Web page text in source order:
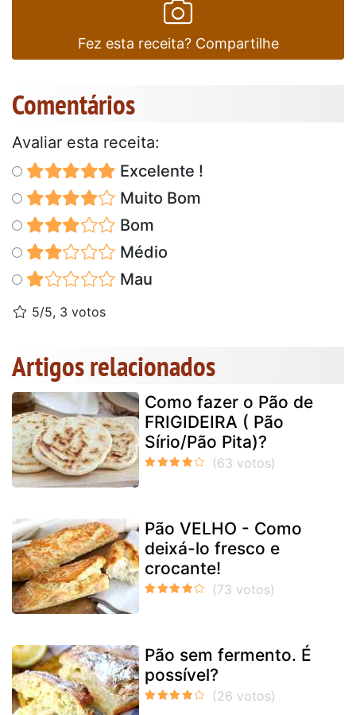
Fez esta receita? Compartilhe
Comentários
Avaliar esta receita:
Excelente !
Muito Bom
Bom
Médio
Mau
5/5, 3 votos
Artigos relacionados
Como fazer o Pão de
FRIGIDEIRA ( Pão
Sírio/Pão Pita)?
Pão VELHO - Como
deixá-lo fresco e
crocante!
Pão sem fermento. É
possível?